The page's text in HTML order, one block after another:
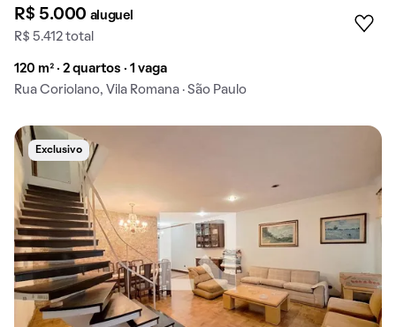
R$ 5.000 aluguel
R$ 5.412 total
120 m² · 2 quartos · 1 vaga
Rua Coriolano, Vila Romana · São Paulo
Exclusivo